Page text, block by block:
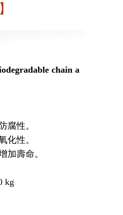
chain a
腐性。
化性。
加壽命。
kg